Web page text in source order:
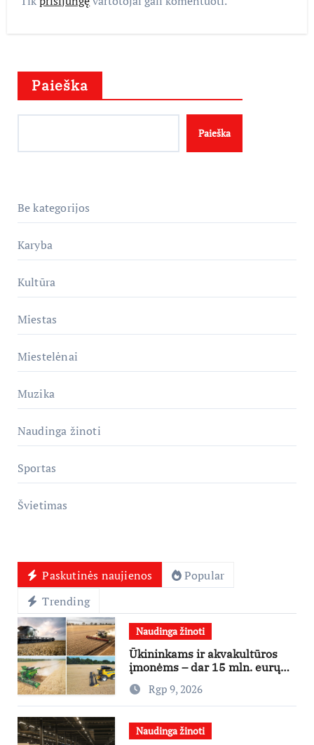
Paieška
Paieška
Be kategorijos
Karyba
Kultūra
Miestas
Miestelėnai
Muzika
Naudinga žinoti
Sportas
Švietimas
Paskutinės naujienos
Popular
Trending
Naudinga žinoti
Ūkininkams ir akvakultūros
įmonėms – dar 15 mln. eurų
lengvatinėms paskoloms
Rgp 9, 2026
Naudinga žinoti